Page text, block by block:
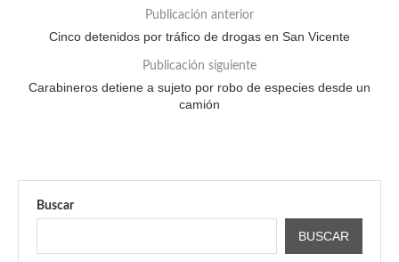
Publicación anterior
Cinco detenidos por tráfico de drogas en San Vicente
Publicación siguiente
Carabineros detiene a sujeto por robo de especies desde un
camión
Buscar
BUSCAR